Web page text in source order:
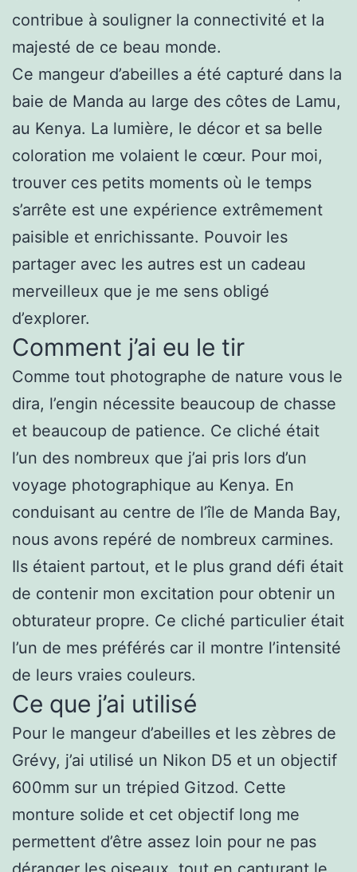
contribue à souligner la connectivité et la
majesté de ce beau monde.
Ce mangeur d’abeilles a été capturé dans la
baie de Manda au large des côtes de Lamu,
au Kenya. La lumière, le décor et sa belle
coloration me volaient le cœur. Pour moi,
trouver ces petits moments où le temps
s’arrête est une expérience extrêmement
paisible et enrichissante. Pouvoir les
partager avec les autres est un cadeau
merveilleux que je me sens obligé
d’explorer.
Comment j’ai eu le tir
Comme tout photographe de nature vous le
dira, l’engin nécessite beaucoup de chasse
et beaucoup de patience. Ce cliché était
l’un des nombreux que j’ai pris lors d’un
voyage photographique au Kenya. En
conduisant au centre de l’île de Manda Bay,
nous avons repéré de nombreux carmines.
Ils étaient partout, et le plus grand défi était
de contenir mon excitation pour obtenir un
obturateur propre. Ce cliché particulier était
l’un de mes préférés car il montre l’intensité
de leurs vraies couleurs.
Ce que j’ai utilisé
Pour le mangeur d’abeilles et les zèbres de
Grévy, j’ai utilisé un Nikon D5 et un objectif
600mm sur un trépied Gitzod. Cette
monture solide et cet objectif long me
permettent d’être assez loin pour ne pas